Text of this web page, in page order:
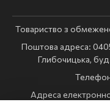
Товариство з
Поштова адреса:
Глибочицька,
Адреса